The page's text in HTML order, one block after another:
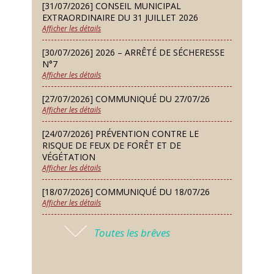
Défi de pêche aux leurres (concept
lure house)
Dimanche 13 Sep
Repas de fouées
Lundi 14 Sep
Conseil municipal du 14 septembre
2026
Jeudi 24 Sep
Permanence des Architectes des
Bâtiments de France
Samedi 26 Sep
Concours de palets
Vendredi 09 Oct
Soirée des nouveaux habitants
[31/07/2026] CONSEIL MUNICIPAL
EXTRAORDINAIRE DU 31 JUILLET 2026
Afficher les détails
[30/07/2026] 2026 – ARRÊTÉ DE SÉCHERESSE
N°7
Afficher les détails
[27/07/2026] COMMUNIQUÉ DU 27/07/26
Afficher les détails
[24/07/2026] PRÉVENTION CONTRE LE
RISQUE DE FEUX DE FORÊT ET DE
VÉGÉTATION
Afficher les détails
[18/07/2026] COMMUNIQUÉ DU 18/07/26
Afficher les détails
[17/07/2026] 2026 – ARRÊTÉ DE SÉCHERESSE
Toutes les brêves